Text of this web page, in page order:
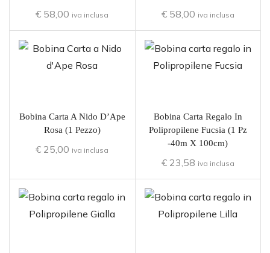
€ 58,00 iva inclusa €58,00 iva inclusa
Bobina Carta A Nido D’Ape
Rosa (1 Pezzo)
€ 25,00 iva inclusa
Bobina Carta Regalo In
Polipropilene Fucsia (1 Pz
-40m X 100cm)
€23,58 iva inclusa